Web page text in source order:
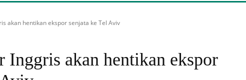
akan hentikan ekspor senjata ke Tel Aviv
Inggris akan hentikan ekspor